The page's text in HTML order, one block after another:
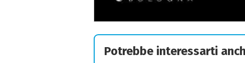
Potrebbe interessarti